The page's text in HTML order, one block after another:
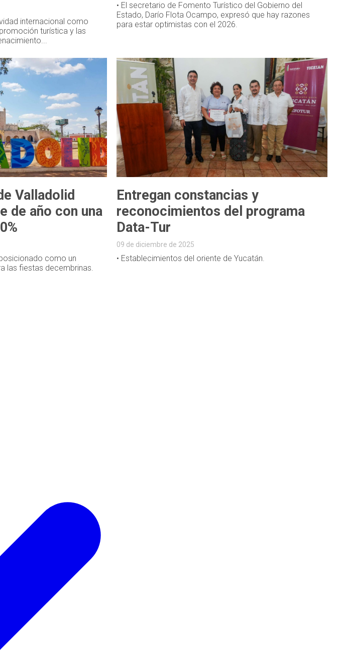
internacional como
turística y las
• El secretario de Fomento Turístico del Gobierno del
Estado, Darío Flota Ocampo, expresó que hay razones
para estar optimistas con el 2026.
Valladolid
de año con una
como un
las fiestas decembrinas.
Entregan constancias y
reconocimientos del programa
Data-Tur
09 de diciembre de 2025
• Establecimientos del oriente de Yucatán.